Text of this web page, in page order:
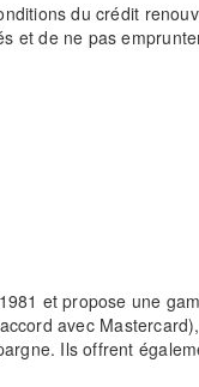
du crédit
et de ne pas
et propose une
avec
Ils offrent